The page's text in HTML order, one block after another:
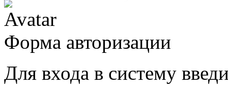
Форма авторизации
Для входа в систему